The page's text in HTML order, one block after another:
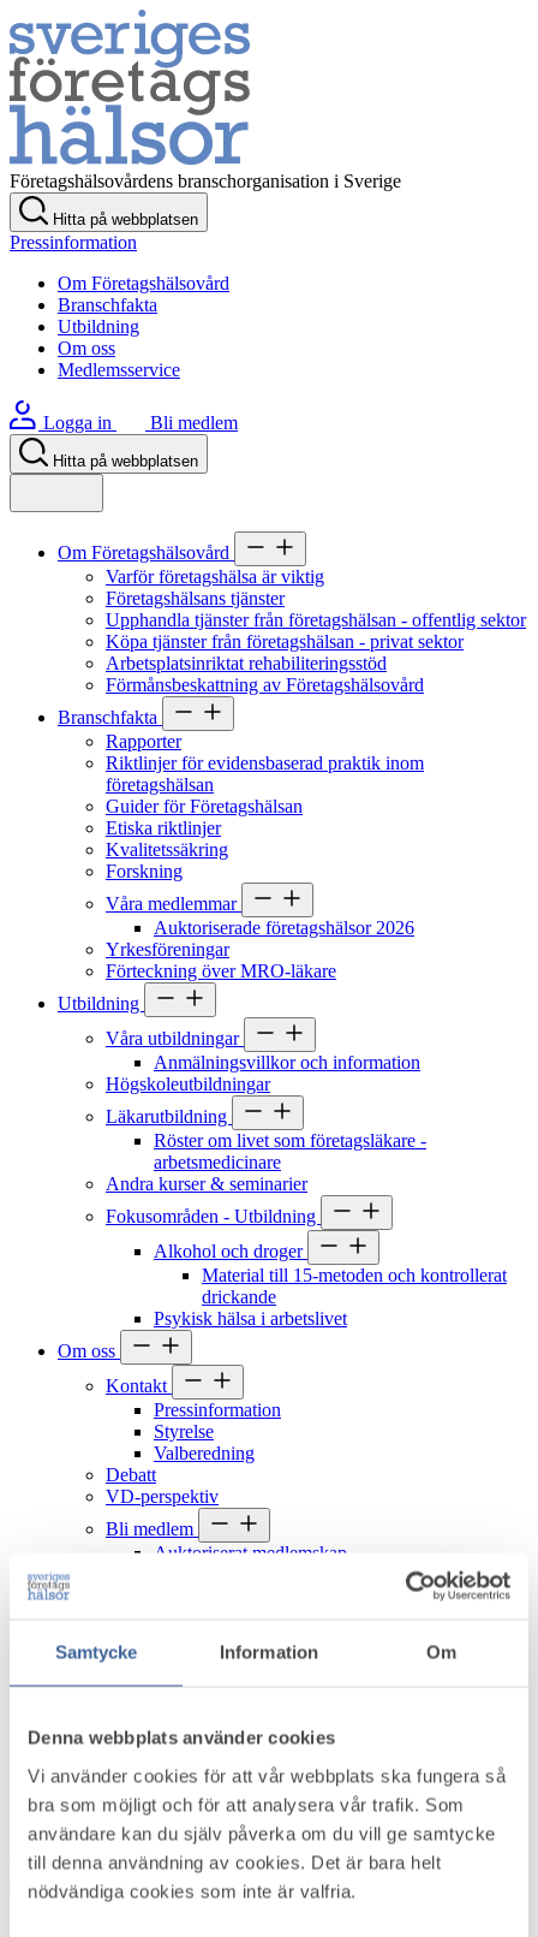
Samtycke Information Om
Denna webbplats använder cookies
Vi använder cookies för att vår webbplats ska fungera så
bra som möjligt och för att analysera vår trafik. Som
användare kan du själv påverka om du vill ge samtycke
till denna användning av cookies. Det är bara helt
nödvändiga cookies som inte är valfria.
Företagshälsovårdens branschorganisation i Sverige
Hitta på webbplatsen
Pressinformation
Om Företagshälsovård
Branschfakta
Utbildning
Om oss
Medlemsservice
Logga in Bli medlem
Hitta på webbplatsen
Om Företagshälsovård
Varför företagshälsa är viktig
Företagshälsans tjänster
Upphandla tjänster från företagshälsan - offentlig sektor
Köpa tjänster från företagshälsan - privat sektor
Arbetsplatsinriktat rehabiliteringsstöd
Förmånsbeskattning av Företagshälsovård
Branschfakta
Rapporter
Riktlinjer för evidensbaserad praktik inom
företagshälsan
Guider för Företagshälsan
Etiska riktlinjer
Kvalitetssäkring
Forskning
Våra medlemmar
Auktoriserade företagshälsor 2026
Yrkesföreningar
Förteckning över MRO-läkare
Utbildning
Våra utbildningar
Anmälningsvillkor och information
Högskoleutbildningar
Läkarutbildning
Röster om livet som företagsläkare -
arbetsmedicinare
Andra kurser & seminarier
Fokusområden - Utbildning
Alkohol och droger
Material till 15-metoden och kontrollerat
drickande
Psykisk hälsa i arbetslivet
Om oss
Kontakt
Pressinformation
Styrelse
Valberedning
Debatt
VD-perspektiv
Bli medlem
Auktoriserat medlemskap
Remisser
Personuppgiftspolicy
Medlemsservice
Logga in
Logga in
Bli medlem